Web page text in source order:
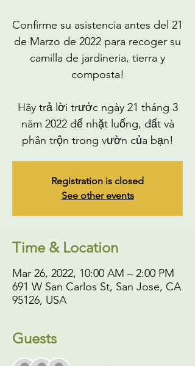
Confirme su asistencia antes del 21
de Marzo de 2022 para recoger su
camilla de jardineria, tierra y
composta!
Hãy trả lời trước ngày 21 tháng 3
năm 2022 để nhặt luống, đất và
phân trộn trong vườn của bạn!
Registration is closed
See other events
Time & Location
Mar 26, 2022, 10:00 AM – 2:00 PM
691 W San Carlos St, San Jose, CA
95126, USA
Guests